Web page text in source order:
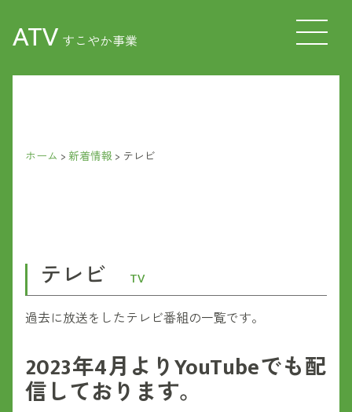
ATV すこやか事業
ホーム >新着情報> テレビ
テレビ
TV
過去に放送をしたテレビ番組の一覧です。
2023年4月よりYouTubeでも配
信しております。